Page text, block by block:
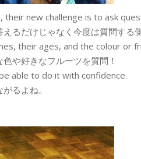
new challenge is to ask
るだけじゃなく今度は質問する側
their ages, and the colour or
や好きなフルーツを質問！
able to do it with confidence.
るよね。